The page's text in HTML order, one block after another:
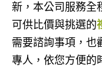
新，本公司服務全
可供比價與挑選的
需要諮詢事項，也
專人，依您方便的